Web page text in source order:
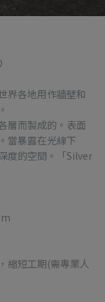
界各地用作牆壁和
層而製成的。表面
當暴露在光線下
度的空間。「Silver
縮短工期(需專業人